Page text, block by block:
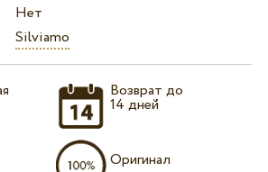
Нет
Silviamo
Возврат до
14 дней
Оригинал